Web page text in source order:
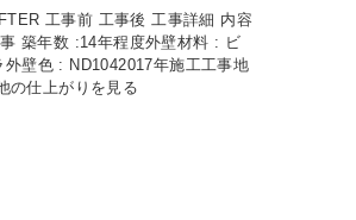
工事前 工事後 工事詳細 内容
築年数 :14年程度外壁材料 : ビ
外壁色 : ND1042017年施工工事地
の仕上がりを見る